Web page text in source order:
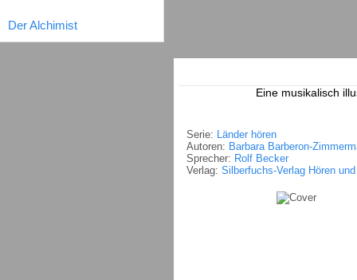
Der Alchimist
Eine musikalisch
Serie: Länder hören
Autoren: Barbara Barberon-
Sprecher: Rolf Becker
Verlag: Silberfuchs-Verlag Hören